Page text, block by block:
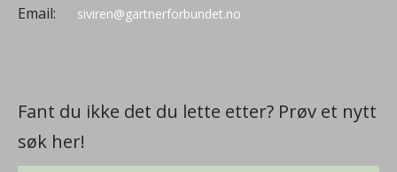
Email: siviren@gartnerforbundet.no
Fant du ikke det du lette etter? Prøv et nytt
søk her!